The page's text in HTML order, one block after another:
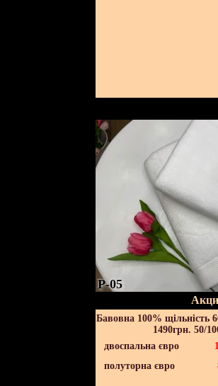
P-05
Бавовна 100% щільність
1490грн. 50/
двоспальна євро
полуторна євро